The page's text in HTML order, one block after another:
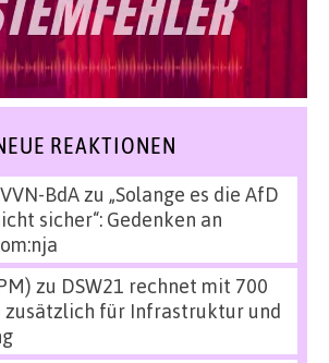
REAKTIONEN
BdAzu „Solange es die AfD
sicher“: Gedenken an
zu DSW21 rechnet mit 700
zusätzlich für Infrastruktur und